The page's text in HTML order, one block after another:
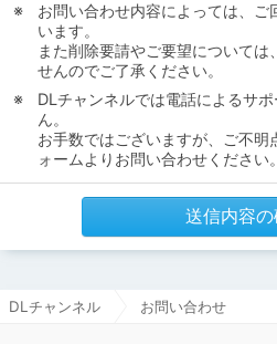
お問い合わせ内容によっては、
います。
また削除要請やご要望については
せんのでご了承ください。
DLチャンネルでは電話によるサ
ん。
お手数ではございますが、ご不明
ォームよりお問い合わせください。
送信内容
DLチャンネル お問い合わせ